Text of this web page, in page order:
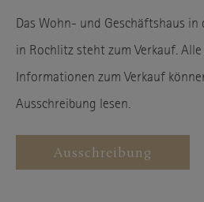
Das Wohn- und Geschäftshaus in
in Rochlitz steht zum Verkauf.
Informationen zum Verkauf
Ausschreibung lesen.
Ausschreibung